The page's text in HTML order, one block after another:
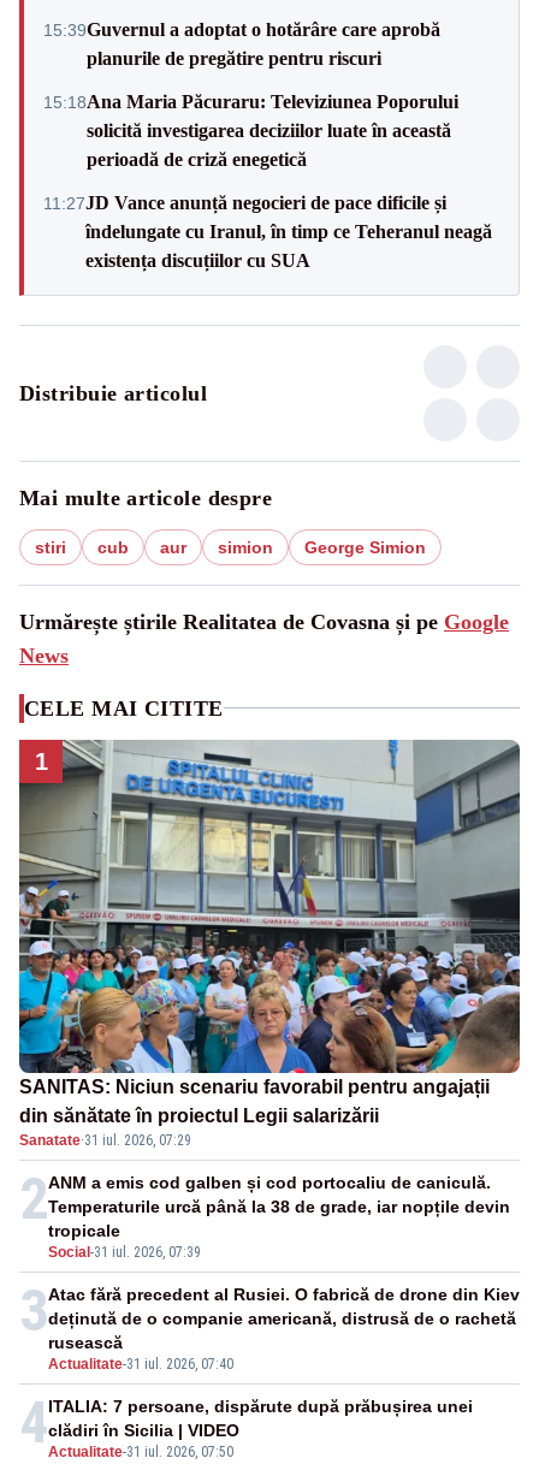
15:39Guvernul a adoptat o hotărâre care aprobă
planurile de pregătire pentru riscuri
15:18Ana Maria Păcuraru: Televiziunea Poporului
solicită investigarea deciziilor luate în această
perioadă de criză enegetică
11:27JD Vance anunță negocieri de pace dificile și
îndelungate cu Iranul, în timp ce Teheranul neagă
existența discuțiilor cu SUA
Distribuie articolul
Mai multe articole despre
stiri cub aur simion George Simion
Urmărește știrile Realitatea de Covasna și pe Google
News
CELE MAI CITITE
1
SANITAS: Niciun scenariu favorabil pentru angajații
din sănătate în proiectul Legii salarizării
Sanatate·31 iul. 2026, 07:29
2
Social -31 iul. 2026, 07:39
ANM a emis cod galben și cod portocaliu de caniculă.
Temperaturile urcă până la 38 de grade, iar nopțile devin
tropicale
3
Actualitate-31 iul. 2026, 07:40
Atac fără precedent al Rusiei. O fabrică de drone din Kiev
deținută de o companie americană, distrusă de o rachetă
rusească
4Actualitate-31 iul. 2026, 07:50
ITALIA: 7 persoane, dispărute după prăbușirea unei
clădiri în Sicilia | VIDEO